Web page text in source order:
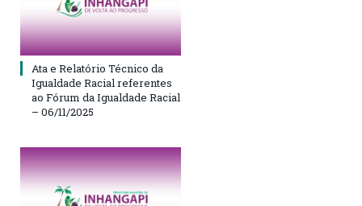
Ata e Relatório Técnico da
Igualdade Racial referentes
ao Fórum da Igualdade Racial
– 06/11/2025